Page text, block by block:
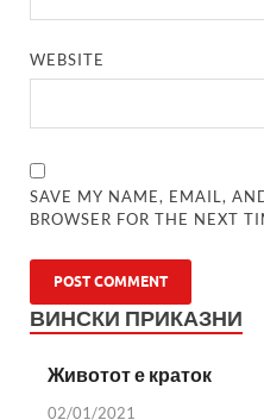
WEBSITE
SAVE MY NAME, EMAIL,
BROWSER FOR THE NEXT
ВИНСКИ ПРИКАЗНИ
Животот е краток
02/01/2021